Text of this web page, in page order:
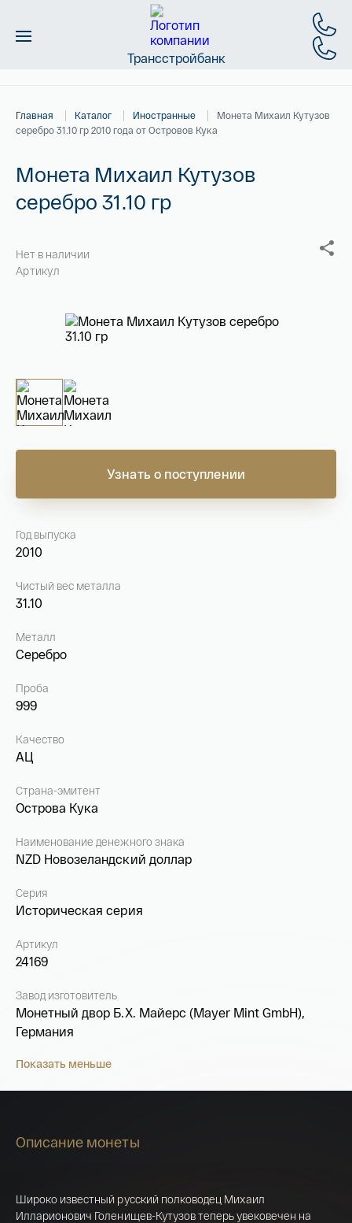
Трансстройбанк
Слитки
Новинки
Магазин
Контакты
8800 505
+7495 78682 78
coins.shop@tsbnk.ru
Главная Каталог Иностранные
Монета Михаил Кутузов
серебро 31.10 гр 2010 года от Островов Кука
Монета Михаил Кутузов
серебро 31.10 гр
Нет в наличии
Артикул
Узнать о поступлении
Год выпуска
2010
Чистый вес металла
31.10
Металл
Серебро
Проба
999
Качество
АЦ
Страна-эмитент
Острова Кука
Наименование денежного знака
NZD Новозеландский доллар
Серия
Историческая серия
Артикул
24169
Завод изготовитель
Монетный двор Б.Х. Майерс (Mayer Mint GmbH),
Германия
Показать меньше
Описание монеты
Широко известный русский полководец Михаил
Илларионович Голенищев-Кутузов теперь увековечен на